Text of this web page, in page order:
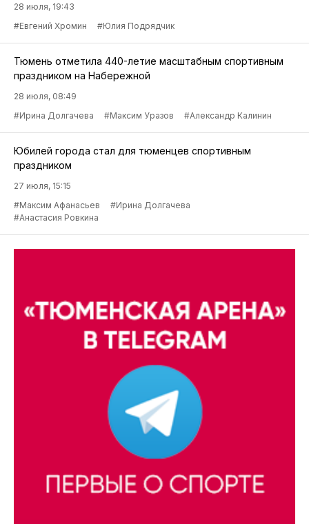
28 июля, 19:43
#Евгений Хромин
#Юлия Подрядчик
Тюмень отметила 440-летие масштабным спортивным
праздником на Набережной
28 июля, 08:49
#Ирина Долгачева
#Максим Уразов #Александр Калинин
Юбилей города стал для тюменцев спортивным
праздником
27 июля, 15:15
#Максим Афанасьев
#Ирина Долгачева
#Анастасия Ровкина